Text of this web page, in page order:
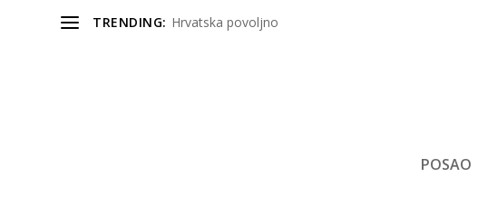
TRENDING: Hrvatska povoljno
POSAO